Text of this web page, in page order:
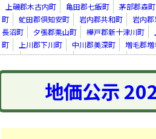
上磯郡木古内町
亀田郡七飯町
茅部郡森町
町
虻田郡倶知安町 岩内郡共和町
岩内
長沼町
夕張郡栗山町 樺戸郡新十津川町
町
上川郡下川町 中川郡美深町
増毛郡増
里町
紋別郡遠軽町 紋別郡滝上町
紋別
真町
虻田郡洞爺湖町 勇払郡安平町
勇払
上川郡新得町
上川郡清水町
河西郡芽室町
足寄郡足寄町
十勝郡浦幌町
釧路郡釧路町
町
地価公示